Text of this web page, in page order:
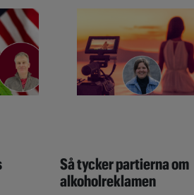
Så tycker partierna om
alkoholreklamen